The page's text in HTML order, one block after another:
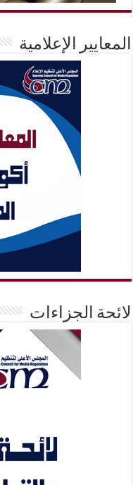
المعايير الإعلامية
لائحة الجزاءات